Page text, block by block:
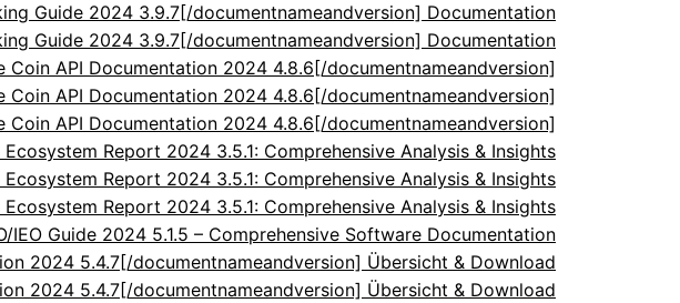
Guide 2024 3.9.7[/documentnameandversion] Documentation
Guide 2024 3.9.7[/documentnameandversion] Documentation
Coin API Documentation 2024 4.8.6[/documentnameandversion]
Coin API Documentation 2024 4.8.6[/documentnameandversion]
Coin API Documentation 2024 4.8.6[/documentnameandversion]
Report 2024 3.5.1: Comprehensive Analysis & Insights
Report 2024 3.5.1: Comprehensive Analysis & Insights
Report 2024 3.5.1: Comprehensive Analysis & Insights
IEO Guide 2024 5.1.5 – Comprehensive Software Documentation
2024 5.4.7[/documentnameandversion] Übersicht & Download
2024 5.4.7[/documentnameandversion] Übersicht & Download